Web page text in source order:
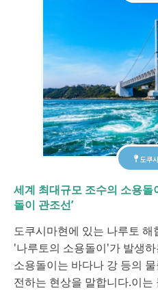
도쿠
세계 최대규모 조수의 소용돌
돌이 관조선’
도쿠시마현에 있는 나루토
'나루토의 소용돌이'가 발생
소용돌이는 바다나 강 등의
전하는 현상을 말합니다.이